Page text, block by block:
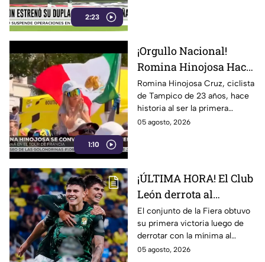
2:23
1:10
¡Orgullo Nacional!
Romina Hinojosa Hace
Historia en el Tour de
Francia Femenil 2026
Romina Hinojosa Cruz, ciclista
de Tampico de 23 años, hace
historia al ser la primera
mexicana en correr el Tour de
05 agosto, 2026
¡ÚLTIMA HORA! El Club
León derrota al
Nashville SC en la
Leagues Cup; este fue el
resultado
El conjunto de la Fiera obtuvo
su primera victoria luego de
derrotar con la mínima al
cuadro de la MLS.
05 agosto, 2026